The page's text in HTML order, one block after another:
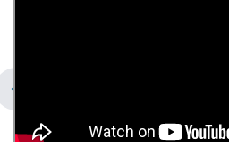
chevron_left